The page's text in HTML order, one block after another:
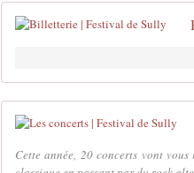
Cette année, 20 concerts vont